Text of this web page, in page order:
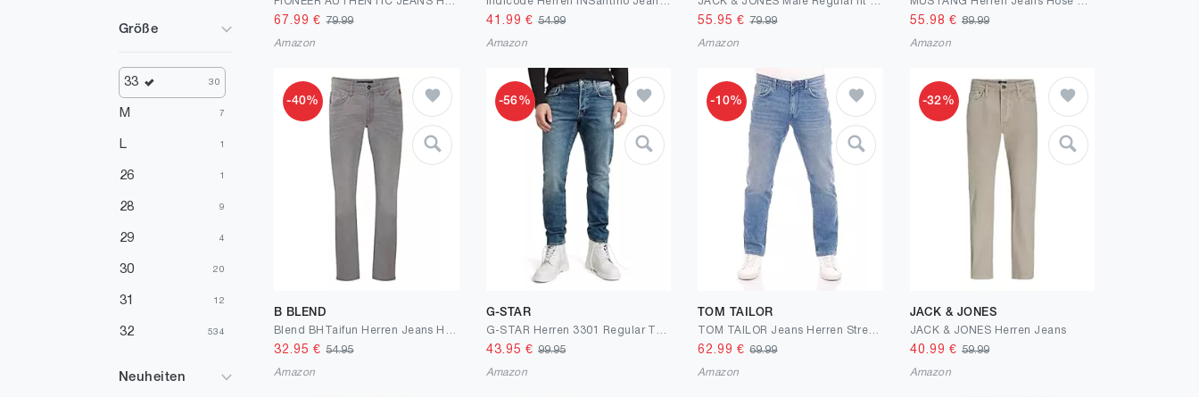
Größe
33 30
M 7
L 1
26 1
28 9
29 4
30 20
31 12
32 534
Neuheiten
67.99 €79.99
Amazon
41.99 € 54.99
Amazon
55.95 €79.99
Amazon
55.98 € 89.99
Amazon
-40%
B BLEND
32.95 €54.95
Amazon
-56%
G-STAR
43.95 € 99.95
Amazon
-10%
TOM TAILOR
62.99 €69.99
Amazon
-32%
JACK & JONES
JACK & JONES Herren Jeans
40.99 € 59.99
Amazon